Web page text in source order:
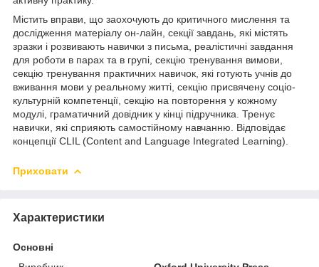
Містить вправи, що заохочують до критичного мислення та
дослідження матеріалу он-лайн, секції завдань, які містять
зразки і розвивають навички з письма, реалістичні завдання
для роботи в парах та в групі, секцію тренування вимови,
секцію тренування практичних навичок, які готують учнів до
вживання мови у реальному житті, секцію присвячену соціо-
культурній компетенції, секцію на повторення у кожному
модулі, граматичний довідник у кінці підручника. Тренує
навички, які сприяють самостійному навчанню. Відповідає
концепції CLIL (Content and Language Integrated Learning).
Приховати
Характеристики
Основні